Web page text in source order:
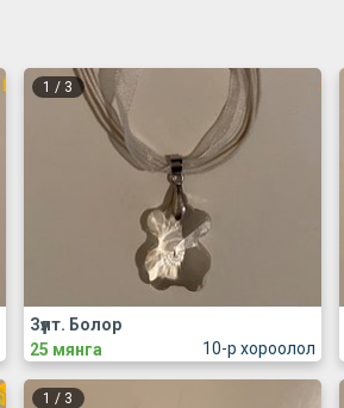
1 / 3
10-р хороолол
Зүүлт. Болор
25 мянга
1 / 3